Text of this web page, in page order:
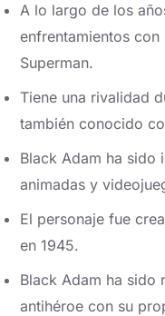
A lo largo de los
enfrentamientos
Superman.
Tiene una rivalidad
también conocido
Black Adam ha sido
animadas y
El personaje fue
en 1945.
Black Adam ha sido
antihéroe con su